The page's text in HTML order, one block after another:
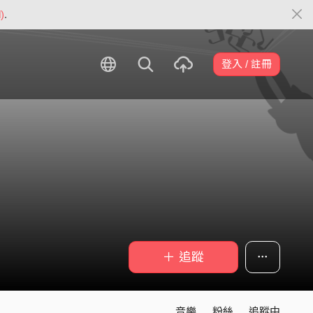
.
登入 / 註冊
＋ 追蹤